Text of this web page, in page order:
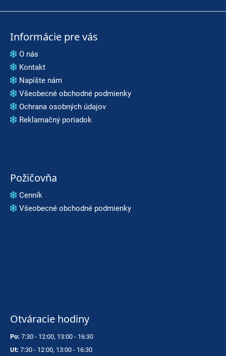
Informácie pre vás
O nás
Kontakt
Napíšte nám
Všeobecné obchodné podmienky
Ochrana osobných údajov
Reklamačný poriadok
Požičovňa
Cenník
Všeobecné obchodné podmienky
Otváracie hodiny
Po: 7:30 - 12:00, 13:00 - 16:30
Ut: 7:30 - 12:00, 13:00 - 16:30